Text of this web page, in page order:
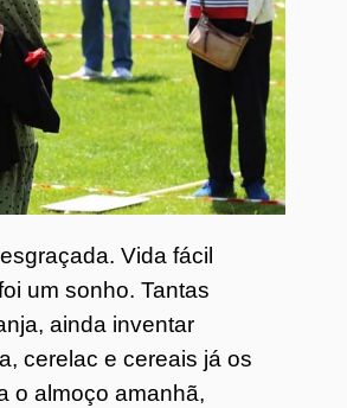
Vida fácil
um sonho. Tantas
ainda inventar
cerelac e cereais já os
o almoço amanhã,